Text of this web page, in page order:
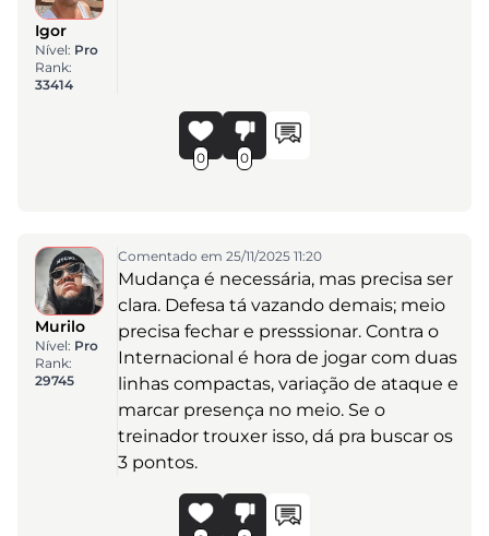
Igor
Nível: Pro
Rank:
33414
0 0
Murilo
Nível: Pro
Rank:
29745
Comentado em 25/11/2025 11:20
Mudança é necessária, mas precisa ser
clara. Defesa tá vazando demais; meio
precisa fechar e presssionar. Contra o
Internacional é hora de jogar com duas
linhas compactas, variação de ataque e
marcar presença no meio. Se o
treinador trouxer isso, dá pra buscar os
3 pontos.